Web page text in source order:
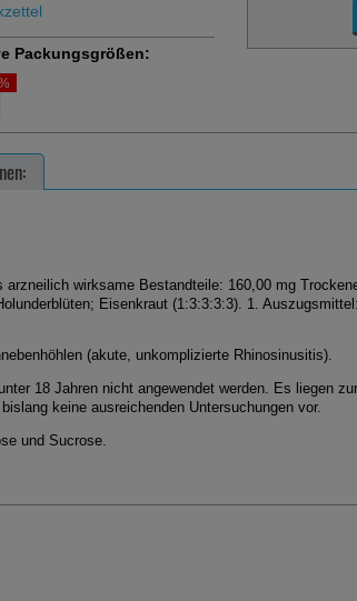
Packungsgrößen:
wirksame Bestandteile: 160,00 mg
Eisenkraut (1:3:3:3:3). 1.
(akute, unkomplizierte Rhinosinusitis).
18 Jahren nicht angewendet werden. Es liegen
keine ausreichenden Untersuchungen vor.
und Sucrose.